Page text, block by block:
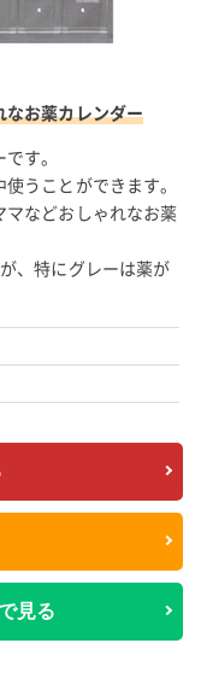
お薬カレンダー
す。
うことができます。
などおしゃれなお薬
、特にグレーは薬が
見る